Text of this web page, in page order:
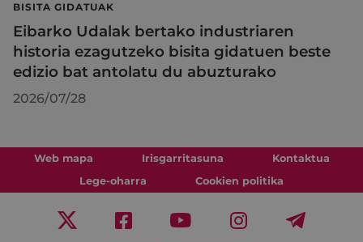
BISITA GIDATUAK
Eibarko Udalak bertako industriaren
historia ezagutzeko bisita gidatuen beste
edizio bat antolatu du abuzturako
2026/07/28
Web mapa Irisgarritasuna
Kontaktua
Lege-oharra
Cookien politika